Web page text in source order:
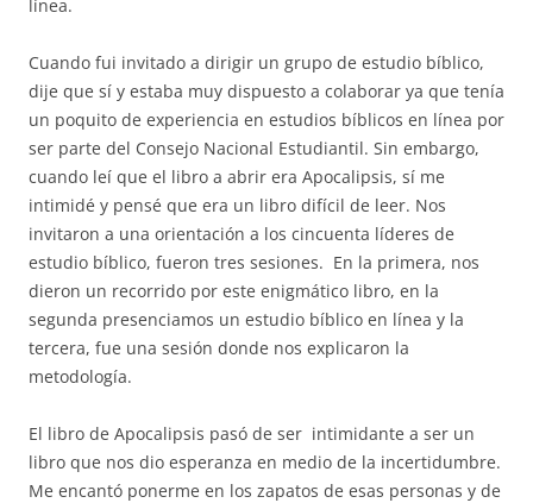
línea.
Cuando fui invitado a dirigir un grupo de estudio bíblico,
dije que sí y estaba muy dispuesto a colaborar ya que tenía
un poquito de experiencia en estudios bíblicos en línea por
ser parte del Consejo Nacional Estudiantil. Sin embargo,
cuando leí que el libro a abrir era Apocalipsis, sí me
intimidé y pensé que era un libro difícil de leer. Nos
invitaron a una orientación a los cincuenta líderes de
estudio bíblico, fueron tres sesiones. En la primera, nos
dieron un recorrido por este enigmático libro, en la
segunda presenciamos un estudio bíblico en línea y la
tercera, fue una sesión donde nos explicaron la
metodología.
El libro de Apocalipsis pasó de ser intimidante a ser un
libro que nos dio esperanza en medio de la incertidumbre.
Me encantó ponerme en los zapatos de esas personas y de